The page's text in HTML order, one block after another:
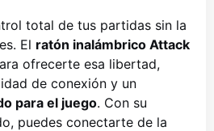
total de tus partidas sin la
El ratón inalámbrico Attack
ofrecerte esa libertad,
de conexión y un
para el juego. Con su
puedes conectarte de la